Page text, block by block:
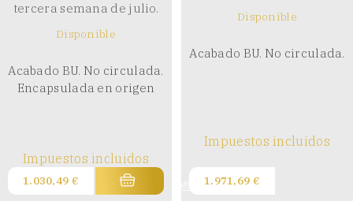
tercera semana de julio.
Disponible
Acabado BU. No circulada.
Encapsulada en origen
Impuestos incluidos
1.030,49 €
Disponible
Acabado BU. No circulada.
Impuestos incluidos
1.971,69 €
Buy